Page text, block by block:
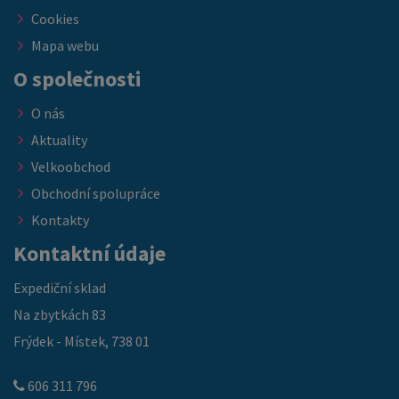
Cookies
Mapa webu
O společnosti
O nás
Aktuality
Velkoobchod
Obchodní spolupráce
Kontakty
Kontaktní údaje
Expediční sklad
Na zbytkách 83
Frýdek - Místek, 738 01
606 311 796